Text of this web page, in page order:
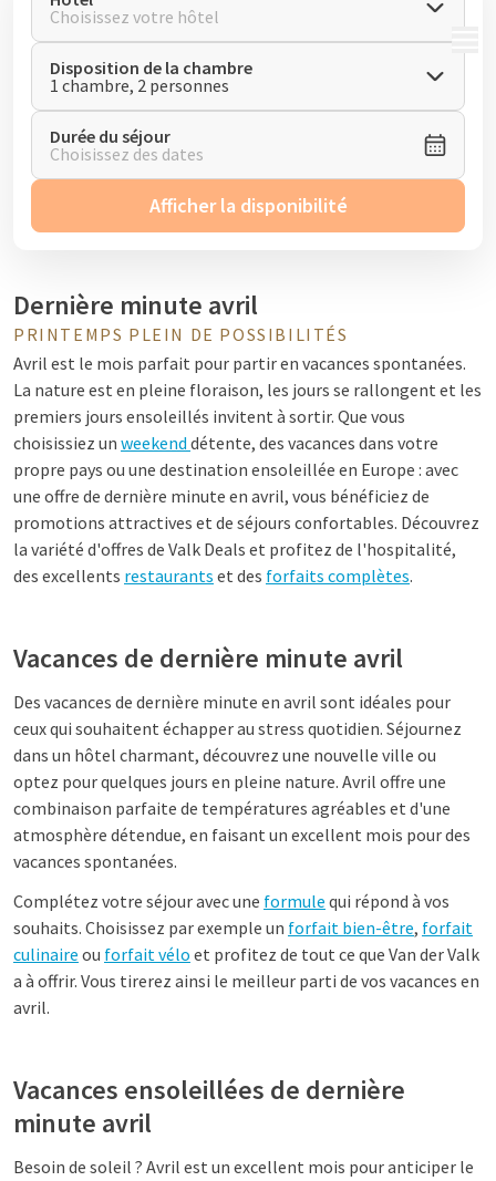
MENU
Choisissez votre hôtel
Disposition de la chambre
1 chambre, 2 personnes
Durée du séjour
Choisissez des dates
Afficher la disponibilité
Dernière minute avril
PRINTEMPS PLEIN DE POSSIBILITÉS
Avril est le mois parfait pour partir en vacances spontanées.
La nature est en pleine floraison, les jours se rallongent et les
premiers jours ensoleillés invitent à sortir. Que vous
choisissiez un weekend détente, des vacances dans votre
propre pays ou une destination ensoleillée en Europe : avec
une offre de dernière minute en avril, vous bénéficiez de
promotions attractives et de séjours confortables. Découvrez
la variété d'offres de Valk Deals et profitez de l'hospitalité,
des excellents restaurants et des forfaits complètes.
Vacances de dernière minute avril
Des vacances de dernière minute en avril sont idéales pour
ceux qui souhaitent échapper au stress quotidien. Séjournez
dans un hôtel charmant, découvrez une nouvelle ville ou
optez pour quelques jours en pleine nature. Avril offre une
combinaison parfaite de températures agréables et d'une
atmosphère détendue, en faisant un excellent mois pour des
vacances spontanées.
Complétez votre séjour avec une formule qui répond à vos
souhaits. Choisissez par exemple un forfait bien-être, forfait
culinaire ou forfait vélo et profitez de tout ce que Van der Valk
a à offrir. Vous tirerez ainsi le meilleur parti de vos vacances en
avril.
Vacances ensoleillées de dernière
minute avril
Besoin de soleil ? Avril est un excellent mois pour anticiper le